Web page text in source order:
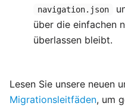
navigation.json
über die einfachen
überlassen bleibt.
Lesen Sie unsere neuen
Migrationsleitfäden, um